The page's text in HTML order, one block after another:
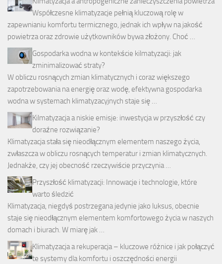
Współczesne klimatyzacje pełnią kluczową rolę w
zapewnianiu komfortu termicznego, jednak ich wpływ na jakość
powietrza oraz zdrowie użytkowników bywa złożony. Choć …
Gospodarka wodna w kontekście kilmatyzacji: jak
zminimalizować straty?
W obliczu rosnących zmian klimatycznych i coraz większego
zapotrzebowania na energię oraz wodę, efektywna gospodarka
wodna w systemach klimatyzacyjnych staje się …
Kilmatyzacja a niskie emisje: inwestycja w przyszłość czy
doraźne rozwiązanie?
Klimatyzacja stała się nieodłącznym elementem naszego życia,
zwłaszcza w obliczu rosnących temperatur i zmian klimatycznych.
Jednakże, czy jej obecność rzeczywiście przyczynia …
Przyszłość klimatyzacji: Innowacje i technologie, które
warto śledzić
Klimatyzacja, niegdyś postrzegana jedynie jako luksus, obecnie
staje się nieodłącznym elementem komfortowego życia w naszych
domach i biurach. W miarę jak …
Klimatyzacja a rekuperacja – kluczowe różnice i jak połączyć
te systemy dla komfortu i oszczędności energii